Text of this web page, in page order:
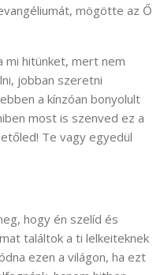
mögötte az Ő
mi hitünket, mert nem
jobban szeretni
a kínzóan bonyolult
most is szenved ez a
Te vagy egyedül
hogy én szelíd és
találtok a ti lelkeiteknek
ezen a világon, ha ezt